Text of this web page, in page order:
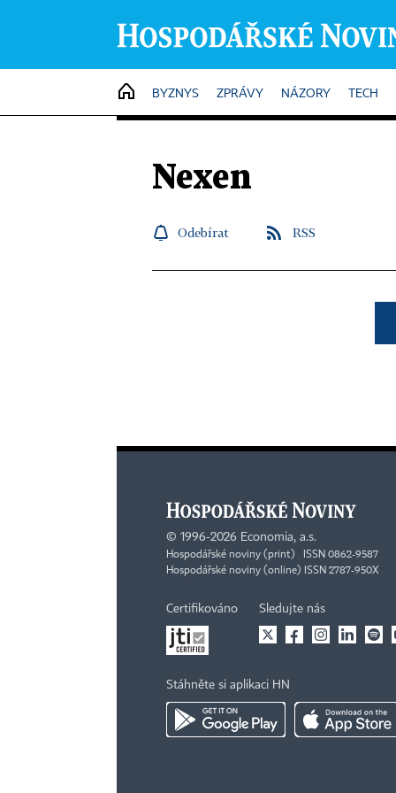
HOME
BYZNYS ZPRÁVY NÁZORY TECH
Nexen
Odebírat RSS
© 1996-2026 Economia, a.s.
Hospodářské noviny (print) ISSN 0862-9587
Hospodářské noviny (online) ISSN 2787-950X
Certifikováno Sledujte nás
Stáhněte si aplikaci HN